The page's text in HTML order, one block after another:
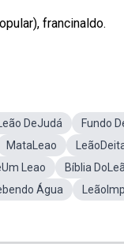
francinaldo.
DeJudá
Fundo
MataLeao
Leao
Bíblia
Água